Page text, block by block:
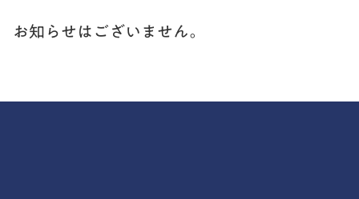
お知らせはございません。